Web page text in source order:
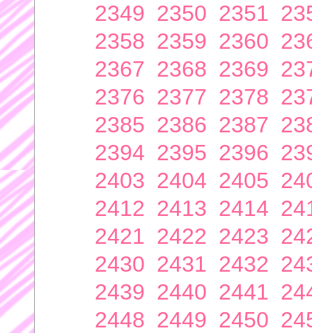
2349 2350 2351
2358 2359 2360
2367 2368 2369
2376 2377 2378
2385 2386 2387
2394 2395 2396
2403 2404 2405
2412 2413 2414
2421 2422 2423
2430 2431 2432
2439 2440 2441
2448 2449 2450